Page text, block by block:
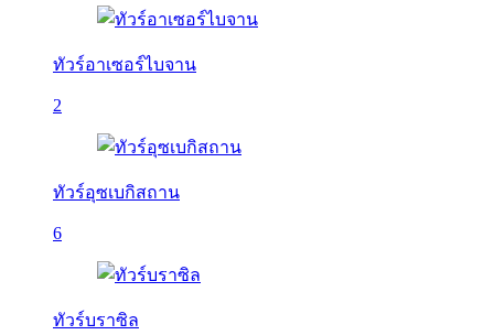
ทัวร์อาเซอร์ไบจาน
2
ทัวร์อุซเบกิสถาน
6
ทัวร์บราซิล